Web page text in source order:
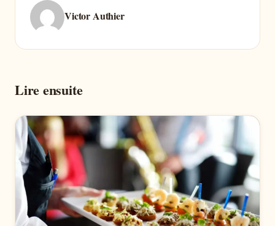
Victor Authier
Lire ensuite